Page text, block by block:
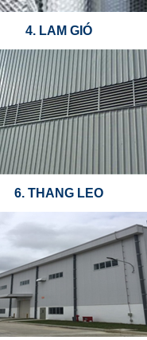
4. LAM GIÓ
6. THANG LEO